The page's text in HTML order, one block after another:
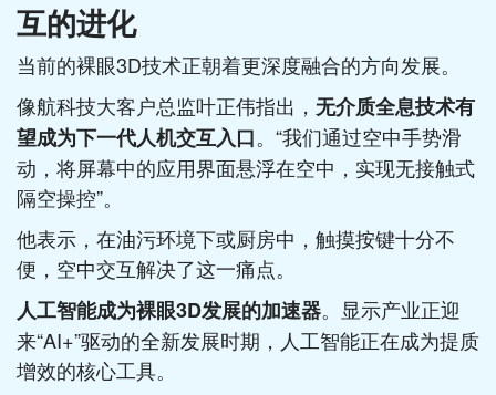
互的进化
当前的裸眼3D技术正朝着更深度融合的方向发展。
像航科技大客户总监叶正伟指出， 无介质全息技术有
望成为下一代人机交互入口。“我们通过空中手势滑
动，将屏幕中的应用界面悬浮在空中，实现无接触式
隔空操控”。
他表示，在油污环境下或厨房中，触摸按键十分不
便，空中交互解决了这一痛点。
人工智能成为裸眼3D发展的加速器。显示产业正迎
来“AI+”驱动的全新发展时期，人工智能正在成为提质
增效的核心工具。